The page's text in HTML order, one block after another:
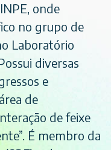
onde
no grupo de
Laboratório
diversas
e
de
de feixe
É membro da